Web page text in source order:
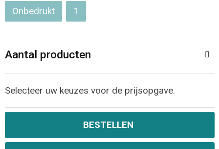
Onbedrukt 1
Aantal producten
Selecteer uw keuzes voor de prijsopgave.
BESTELLEN